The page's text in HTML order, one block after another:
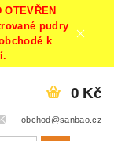
OTEVŘEN
pudry
k
obchod@sanbao.cz
0 Kč